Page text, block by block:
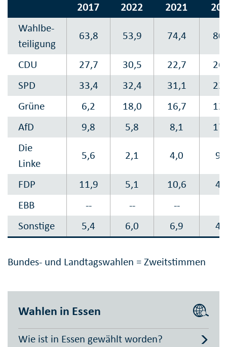
2017
2022 2021
Wahlbe-
teiligung
63,8 53,9 74,4
CDU 27,7 30,5 22,7
SPD
33,4 32,4 31,1
Grüne
6,2 18,0 16,7
AfD
9,8 5,8 8,1
Die
Linke
5,6 2,1 4,0
FDP 11,9 5,1 10,6
EBB
-- -- --
Sonstige
5,4 6,0 6,9
Bundes- und Landtagswahlen = Zweitstimmen
Wahlen in Essen
Wie ist in Essen gewählt worden?